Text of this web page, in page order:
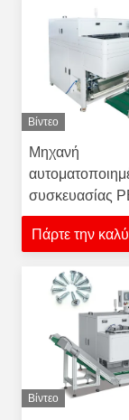
Βίντεο
Μηχανή
συσκευασίας
σακούλες
1000 mm
Πάρτε την
Βίντεο